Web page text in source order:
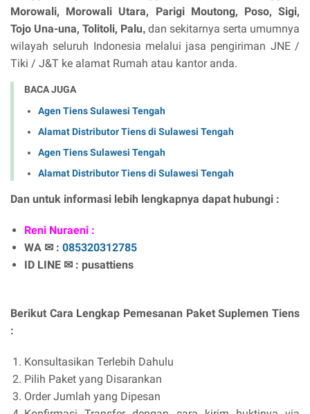
Morowali, Morowali Utara, Parigi Moutong, Poso, Sigi,
Tojo Una-una, Tolitoli, Palu, dan sekitarnya serta umumnya
wilayah seluruh Indonesia melalui jasa pengiriman JNE /
Tiki / J&T ke alamat Rumah atau kantor anda.
BACA JUGA
Agen Tiens Sulawesi Tengah
Alamat Distributor Tiens di Sulawesi Tengah
Agen Tiens Sulawesi Tengah
Alamat Distributor Tiens di Sulawesi Tengah
Dan untuk informasi lebih lengkapnya dapat hubungi :
Reni Nuraeni :
WA ✉ : 085320312785
ID LINE ✉ : pusattiens
Berikut Cara Lengkap Pemesanan Paket Suplemen Tiens
:
Konsultasikan Terlebih Dahulu
Pilih Paket yang Disarankan
Order Jumlah yang Dipesan